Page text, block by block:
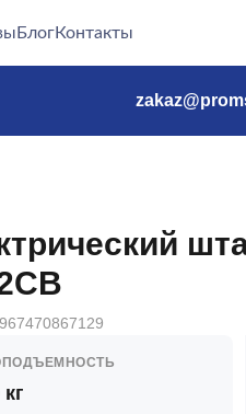
БлогКонтакты